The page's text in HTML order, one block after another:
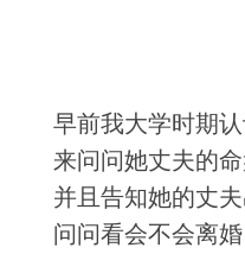
早前我大学时期
来问问她丈夫的
并且告知她的丈
问问看会不会离婚